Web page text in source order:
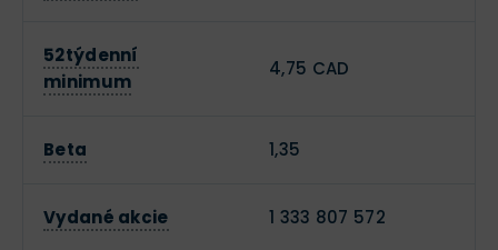
52týdenní
minimum
4,75 CAD
Beta 1,35
Vydané akcie 1 333 807 572